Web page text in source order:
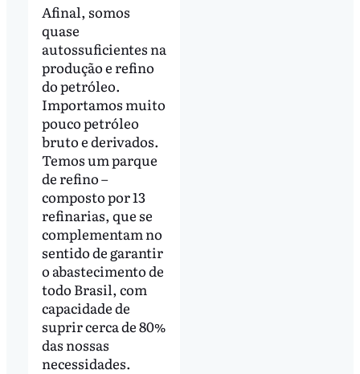
Afinal, somos
quase
autossuficientes na
produção e refino
do petróleo.
Importamos muito
pouco petróleo
bruto e derivados.
Temos um parque
de refino –
composto por 13
refinarias, que se
complementam no
sentido de garantir
o abastecimento de
todo Brasil, com
capacidade de
suprir cerca de 80%
das nossas
necessidades.